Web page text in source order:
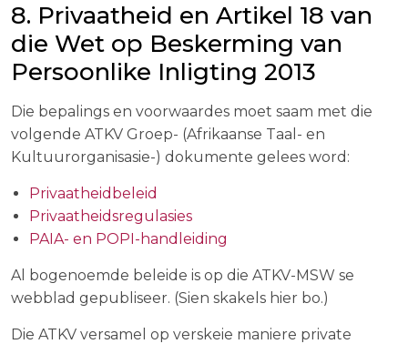
8. Privaatheid en Artikel 18 van
die Wet op Beskerming van
Persoonlike Inligting 2013
Die bepalings en voorwaardes moet saam met die
volgende ATKV Groep- (Afrikaanse Taal- en
Kultuurorganisasie-) dokumente gelees word:
Privaatheidbeleid
Privaatheidsregulasies
PAIA- en POPI-handleiding
Al bogenoemde beleide is op die ATKV-MSW se
webblad gepubliseer. (Sien skakels hier bo.)
Die ATKV versamel op verskeie maniere private